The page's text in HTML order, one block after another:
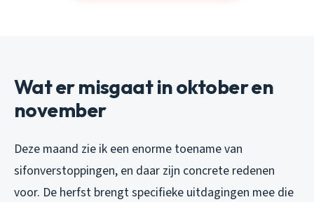
Wat er misgaat in oktober en
november
Deze maand zie ik een enorme toename van
sifonverstoppingen, en daar zijn concrete redenen
voor. De herfst brengt specifieke uitdagingen mee die